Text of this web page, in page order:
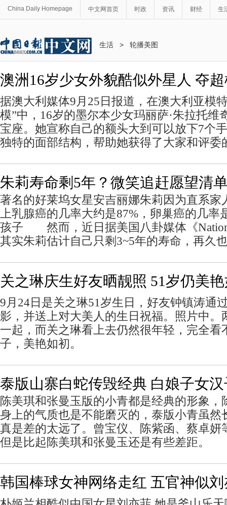
China Daily Homepage 中文网首页 时政 资讯 财经 生
生活 > 轮播美图
澳洲16岁少女外貌酷似外星人 夺
据澳大利媒体9月25日报道，在澳大利亚模
模”中，16岁的墨尔本少女玛丽萨·朱拉托维
宝座。她宣称自己的额头大到可以放下7个
独特的面部结构，帮助她获得了大家和评委
朱莉寿命剩5年？微笑追赶愿望清
著名的好莱坞女星安吉丽娜朱莉因为直系家
上乳腺癌的几率大约是87%，卵巢癌的几率
孩子 然而，近日据美国八卦媒体《
其实朱莉估计自己只剩3~5年的寿命，再久
关之琳庆生好友晒靓照 51岁仍美
9月24日是关之琳51岁生日，好友钟镇涛通
影，并送上对大美人的生日祝福。照片中。
一起，而关之琳看上去仍然很年轻，完全看
子，美艳如初。
泰版山寨白蛇传毁经典 白娘子女
陈美琪和张曼玉版的小青都是经典的形象，
身上的气质也是不能磨灭的，泰版小青虽然
真是差的太远了。曾宝仪、陈紫函、蔡卓妍
但是比起陈美琪和张曼玉还是有些差距。
韩国棒球女神网络走红 五官神似